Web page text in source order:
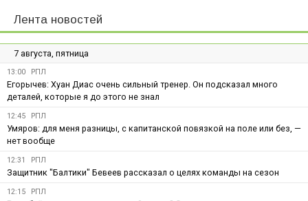
Лента новостей
7 августа, пятница
13:00 РПЛ
Егорычев: Хуан Диас очень сильный тренер. Он подсказал много
деталей, которые я до этого не знал
12:45 РПЛ
Умяров: для меня разницы, с капитанской повязкой на поле или без, —
нет вообще
12:31 РПЛ
Защитник "Балтики" Бевеев рассказал о целях команды на сезон
12:15 РПЛ